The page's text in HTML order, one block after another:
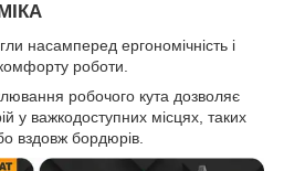
насамперед ергономічність і
роботи.
робочого кута дозволяє
у важкодоступних місцях, таких
вздовж бордюрів.